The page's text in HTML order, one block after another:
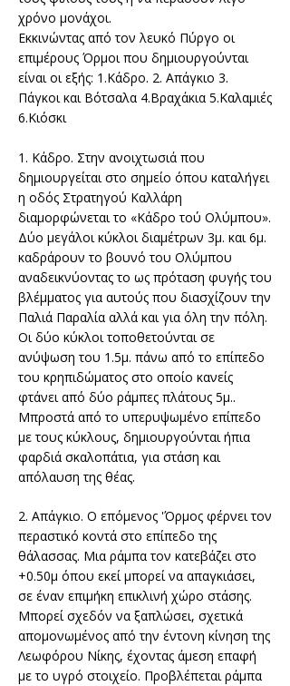
χρόνο μονάχοι.
Εκκινώντας από τον λευκό Πύργο οι
επιμέρους Όρμοι που δημιουργούνται
είναι οι εξής: 1.Κάδρο. 2. Απάγκιο 3.
Πάγκοι και Βότσαλα 4.Βραχάκια 5.Καλαμιές
6.Κιόσκι
1. Κάδρο. Στην ανοιχτωσιά που
δημιουργείται στο σημείο όπου καταλήγει
η οδός Στρατηγού Καλλάρη
διαμορφώνεται το «Κάδρο τού Ολύμπου».
Δύο μεγάλοι κύκλοι διαμέτρων 3μ. και 6μ.
καδράρουν το βουνό του Ολύμπου
αναδεικνύοντας το ως πρόταση φυγής του
βλέμματος για αυτούς που διασχίζουν την
Παλιά Παραλία αλλά και για όλη την πόλη.
Οι δύο κύκλοι τοποθετούνται σε
ανύψωση του 1.5μ. πάνω από το επίπεδο
του κρηπιδώματος στο οποίο κανείς
φτάνει από δύο ράμπες πλάτους 5μ..
Μπροστά από το υπερυψωμένο επίπεδο
με τους κύκλους, δημιουργούνται ήπια
φαρδιά σκαλοπάτια, για στάση και
απόλαυση της θέας.
2. Απάγκιο. Ο επόμενος 'Όρμος φέρνει τον
περαστικό κοντά στο επίπεδο της
θάλασσας. Μια ράμπα τον κατεβάζει στο
+0.50μ όπου εκεί μπορεί να απαγκιάσει,
σε έναν επιμήκη επικλινή χώρο στάσης.
Μπορεί σχεδόν να ξαπλώσει, σχετικά
απομονωμένος από την έντονη κίνηση της
Λεωφόρου Νίκης, έχοντας άμεση επαφή
με το υγρό στοιχείο. Προβλέπεται ράμπα